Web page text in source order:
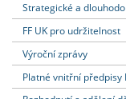
Strategické a
FF UK pro udržitelnost
Výroční zprávy
Platné vnitřní předpisy